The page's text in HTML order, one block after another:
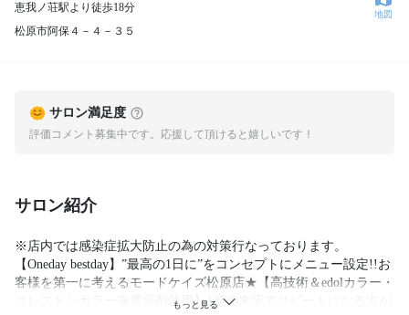
恵我ノ荘駅より徒歩18分
松原市阿保４－４－３５
地図
サロン満足度
評価コメント募集中です。応援して頂けると嬉しいです！
サロン紹介
※店内では感染症拡大防止の為の対策行なっております。
【Oneday bestday】”最高の1日に”をコンセプトにメニュー設定!!お
客様を第一に考えるモードケイズ松原店★【高技術＆edolカラー・
コレストンカラー厳選薬剤使用】1度の来店でリピートになる方が